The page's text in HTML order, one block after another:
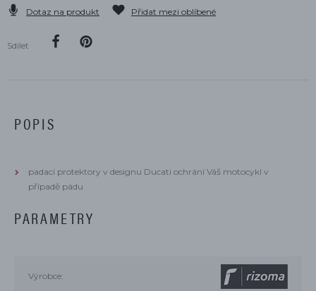
Dotaz na produkt Přidat mezi oblíbené
Sdílet
POPIS
padací protektory v designu Ducati ochrání Váš motocykl v
případě pádu
PARAMETRY
Výrobce: